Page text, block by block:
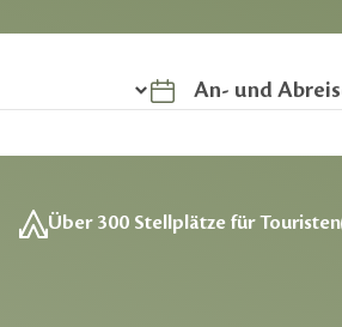
Über 300 Stellplätze für Touristen